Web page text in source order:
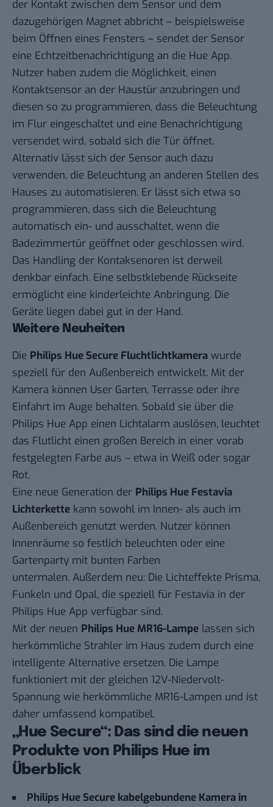
der Kontakt zwischen dem Sensor und dem
dazugehörigen Magnet abbricht – beispielsweise
beim Öffnen eines Fensters – sendet der Sensor
eine Echtzeitbenachrichtigung an die Hue App.
Nutzer haben zudem die Möglichkeit, einen
Kontaktsensor an der Haustür anzubringen und
diesen so zu programmieren, dass die Beleuchtung
im Flur eingeschaltet und eine Benachrichtigung
versendet wird, sobald sich die Tür öffnet.
Alternativ lässt sich der Sensor auch dazu
verwenden, die Beleuchtung an anderen Stellen des
Hauses zu automatisieren. Er lässt sich etwa so
programmieren, dass sich die Beleuchtung
automatisch ein- und ausschaltet, wenn die
Badezimmertür geöffnet oder geschlossen wird.
Das Handling der Kontaksenoren ist derweil
denkbar einfach. Eine selbstklebende Rückseite
ermöglicht eine kinderleichte Anbringung. Die
Geräte liegen dabei gut in der Hand.
Weitere Neuheiten
Die Philips Hue Secure Fluchtlichtkamera wurde
speziell für den Außenbereich entwickelt. Mit der
Kamera können User Garten, Terrasse oder ihre
Einfahrt im Auge behalten. Sobald sie über die
Philips Hue App einen Lichtalarm auslösen, leuchtet
das Flutlicht einen großen Bereich in einer vorab
festgelegten Farbe aus – etwa in Weiß oder sogar
Rot.
Eine neue Generation der Philips Hue Festavia
Lichterkette kann sowohl im Innen- als auch im
Außenbereich genutzt werden. Nutzer können
Innenräume so festlich beleuchten oder eine
Gartenparty mit bunten Farben
untermalen. Außerdem neu: Die Lichteffekte Prisma,
Funkeln und Opal, die speziell für Festavia in der
Philips Hue App verfügbar sind.
Mit der neuen Philips Hue MR16-Lampe lassen sich
herkömmliche Strahler im Haus zudem durch eine
intelligente Alternative ersetzen. Die Lampe
funktioniert mit der gleichen 12V-Niedervolt-
Spannung wie herkömmliche MR16-Lampen und ist
daher umfassend kompatibel.
„Hue Secure“: Das sind die neuen
Produkte von Philips Hue im
Überblick
Philips Hue Secure kabelgebundene Kamera in